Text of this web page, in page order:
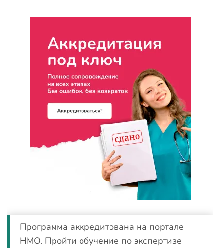
Программа аккредитована на портале
НМО. Пройти обучение по экспертизе